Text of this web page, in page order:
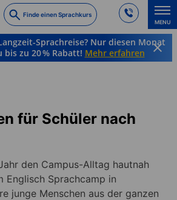
Finde einen Sprachkurs
MENU
Sprachreise? Nur diesen Monat
zu 20 % Rabatt! Mehr erfahren
für Schüler nach
den Campus-Alltag hautnah
Englisch Sprachcamp in
junge Menschen aus der ganzen